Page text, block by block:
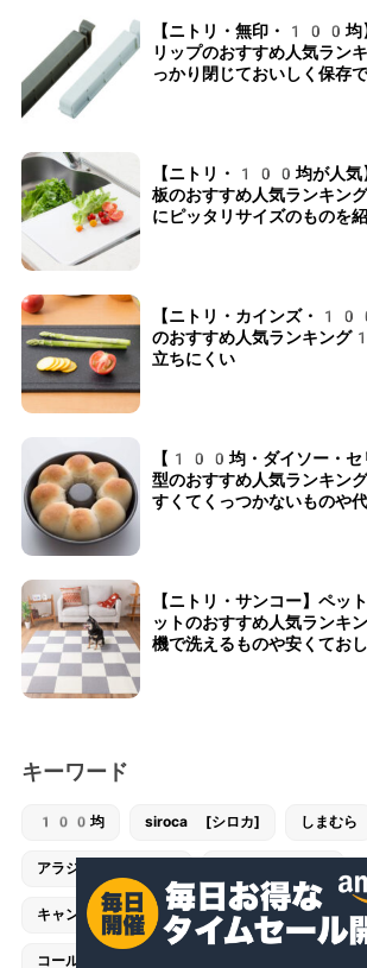
【ニトリ・無印・100均
リップのおすすめ人気ラ
っかり閉じておいしく保存
【ニトリ・100均が人気
板のおすすめ人気ランキ
にピッタリサイズのものを
【ニトリ・カインズ・
のおすすめ人気ランキン
立ちにくい
【100均・ダイソー・セ
型のおすすめ人気ランキ
すくてくっつかないものや
【ニトリ・サンコー】ペッ
ットのおすすめ人気ラン
機で洗えるものや安くてお
キーワード
100均 siroca [シロカ] しまむら
アラジン [Aladdin]
キャンドゥ [CanDo] キャンプ コン
コールマン [Coleman]